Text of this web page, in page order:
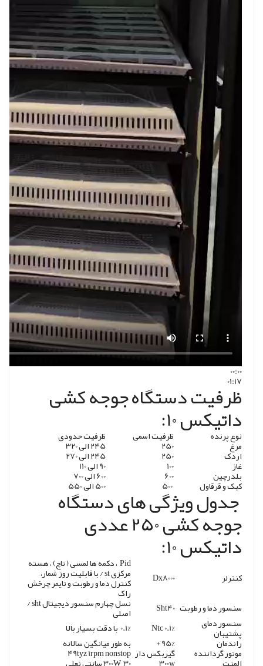
00:00
01:17
ظرفیت دستگاه جوجه کشی
داتیکس 10:
نوع پرنده ظرفیت اسمی ظرفیت حدودی
مرغ 250 245 الی 320
اردک 250 245 الی 270
غاز 100 90 الی 110
بلدرچین 600 600 الی 700
کبک و قرقاول 500 الی 550
جدول ویژگی های دستگاه
جوجه کشی 250 عددی
داتیکس 10:
کنترلر Dx8000
Pid ، دکمه ها لمسی ( تاچ) ، هسته
مرکزی st / با قابلیت روز شمار،
کنترل دما و رطوبت و تایمر چرخش
راک
سنسور دما و رطوبت Sht40 نسل چهارم سنسور دیجیتال sht /
اصلی
سنسور دمای
پشتیبان Ntc 0.1%
0.1% با دقت بسیار بالا
راندمان
95% + به طور میانگین سالانه
موتور گرداننده گیربکس دار 49tyz 1rpm nonstop